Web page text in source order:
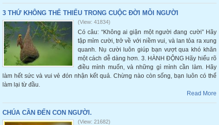
3 THỨ KHÔNG THỂ THIẾU TRONG CUỘC ĐỜI MỖI NGƯỜI
(View: 41834)
Có câu: “Không ai giận một người đang cười” Hãy
tập mỉm cười, trở về với niềm vui, và lan tỏa ra xung
quanh. Nụ cười luôn giúp bạn vượt qua khó khăn
một cách dễ dàng hơn. 3. HÀNH ĐỘNG Hãy hiểu rõ
điều mình muốn, và những gì mình cần làm. Hãy
làm hết sức và vui vẻ đón nhận kết quả. Chừng nào còn sống, bạn luôn có thể
làm lại từ đầu.
Read More
CHÚA CẦN ĐẾN CON NGƯỜI.
(View: 21682)